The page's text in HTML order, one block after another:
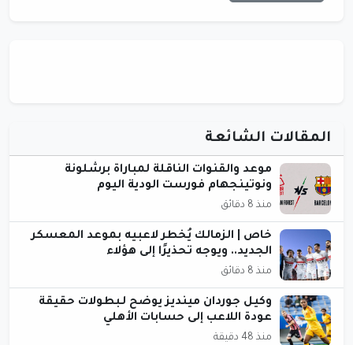
المقالات الشائعة
موعد والقنوات الناقلة لمباراة برشلونة
ونوتينجهام فورست الودية اليوم
منذ 8 دقائق
خاص | الزمالك يُخطر لاعبيه بموعد المعسكر
الجديد.. ويوجه تحذيرًا إلى هؤلاء
منذ 8 دقائق
وكيل جوردان مينديز يوضح لـبطولات حقيقة
عودة اللاعب إلى حسابات الأهلي
منذ 48 دقيقة